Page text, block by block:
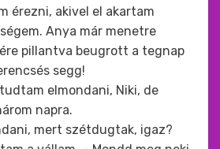
érezni, akivel el akartam
Anya már menetre
pillantva beugrott a tegnap
segg!
elmondani, Niki, de
napra.
mert szétdugtak, igaz?